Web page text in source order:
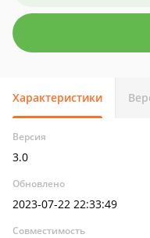
Характеристики
Версия
3.0
Обновлено
2023-07-22 22:33:49
Совместимость